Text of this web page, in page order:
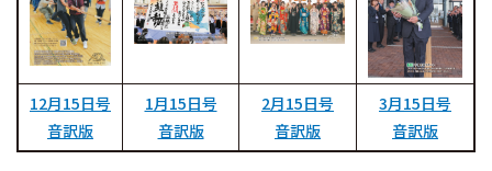
12月15日号
音訳版
1月15日号
音訳版
2月15日号
音訳版
3月15日号
音訳版